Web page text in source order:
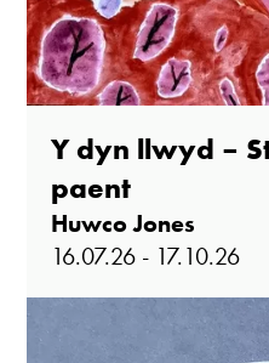
Y dyn llwyd –
paent
Huwco Jones
16.07.26 - 17.10.26